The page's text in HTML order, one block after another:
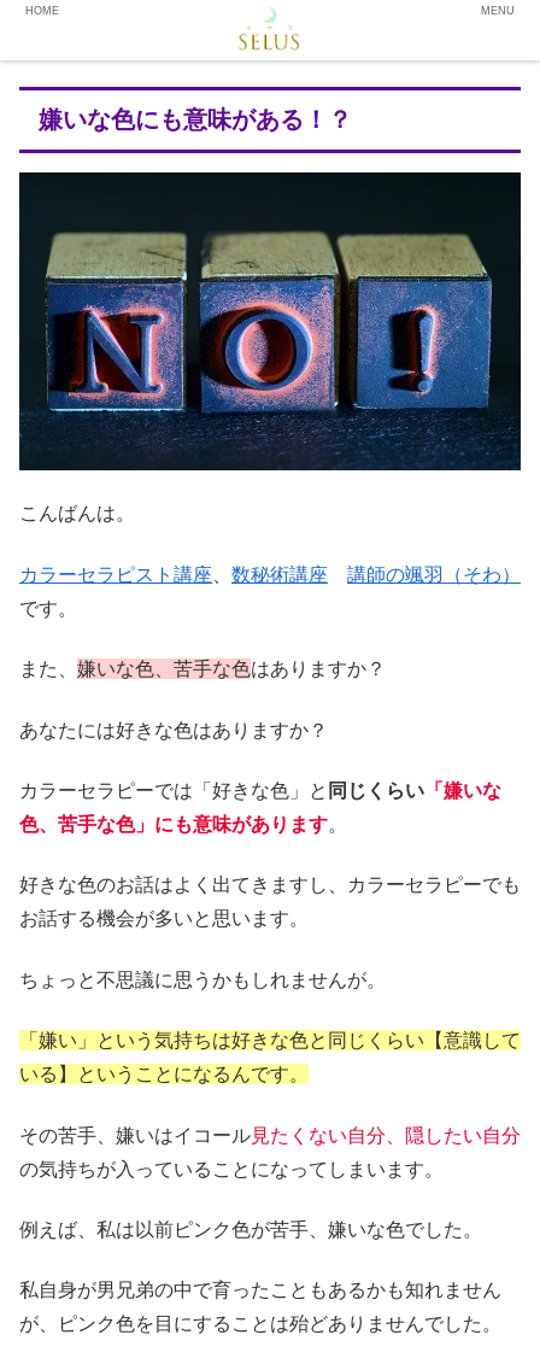
嫌いな色にも意味がある！？
こんばんは。
カラーセラピスト講座 数秘術講座
講師の颯羽（そわ）
です。
また、 嫌いな色、苦手な色はありますか？
あなたには好きな色はありますか？
カラーセラピーでは「好きな色」と 同じくらい 「 嫌いな
色、苦手な色」にも意味があります。
好きな色のお話はよく出てきますし、カラーセラピーでも
お話する機会が多いと思います。
ちょっと不思議に思うかもしれませんが。
「嫌い」という気持ちは好きな色と同じくらい【意識して
いる】ということになるんです。
その苦手、嫌いはイコール見たくない自分、隠したい自分
の気持ちが入っていることになってしまいます。
例えば、私は以前ピンク色が苦手、嫌いな色でした。
私自身が男兄弟の中で育ったこともあるかも知れません
が、ピンク色を目にすることは殆どありませんでした。
HOME MENU